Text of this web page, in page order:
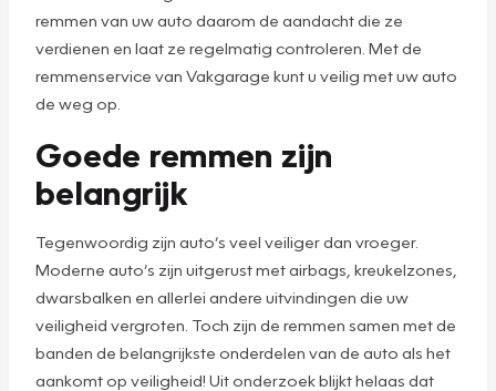
remmen van uw auto daarom de aandacht die ze
verdienen en laat ze regelmatig controleren. Met de
remmenservice van Vakgarage kunt u veilig met uw auto
de weg op.
Goede remmen zijn
belangrijk
Tegenwoordig zijn auto’s veel veiliger dan vroeger.
Moderne auto’s zijn uitgerust met airbags, kreukelzones,
dwarsbalken en allerlei andere uitvindingen die uw
veiligheid vergroten. Toch zijn de remmen samen met de
banden de belangrijkste onderdelen van de auto als het
aankomt op veiligheid! Uit onderzoek blijkt helaas dat